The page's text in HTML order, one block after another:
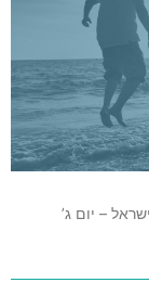
– יום ג’